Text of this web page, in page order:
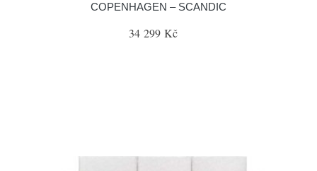
COPENHAGEN – SCANDIC
34 299 Kč